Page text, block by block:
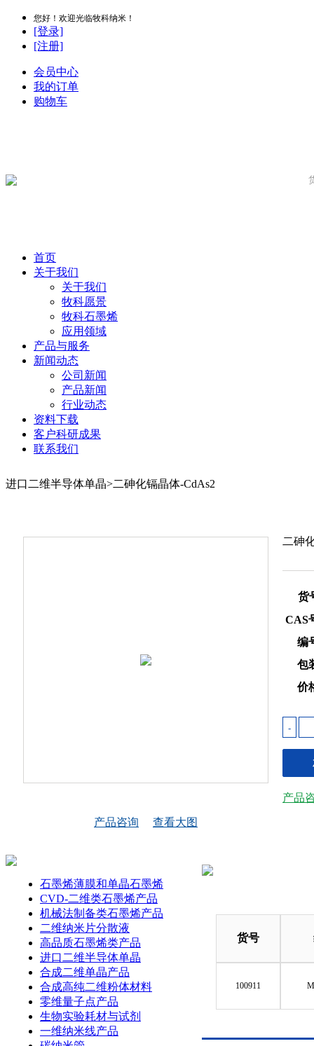
您好！欢迎光临牧科纳米！
[登录]
[注册]
会员中心
我的订单
购物车
首页
关于我们
关于我们
牧科愿景
牧科石墨烯
应用领域
产品与服务
新闻动态
公司新闻
产品新闻
行业动态
资料下载
客户科研成果
联系我们
进口二维半导体单晶>二砷化镉晶体-CdAs2
二砷
货
CAS
编
包
价
-
产品
产品咨询 查看大图
石墨烯薄膜和单晶石墨烯
CVD-二维类石墨烯产品
机械法制备类石墨烯产品
二维纳米片分散液
高品质石墨烯类产品
进口二维半导体单晶
合成二维单晶产品
合成高纯二维粉体材料
零维量子点产品
生物实验耗材与试剂
一维纳米线产品
货号
100911